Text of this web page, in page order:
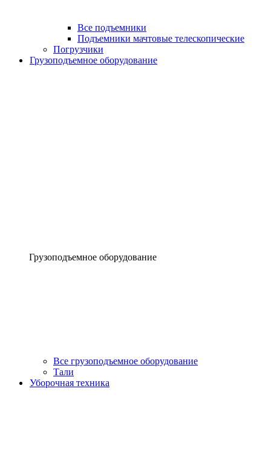
Все подъемники
Подъемники мачтовые телескопические
Погрузчики
Грузоподъемное оборудование
Грузоподъемное оборудование
Все грузоподъемное оборудование
Тали
Уборочная техника